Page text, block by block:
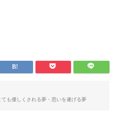
ても優しくされる夢・思いを遂げる夢